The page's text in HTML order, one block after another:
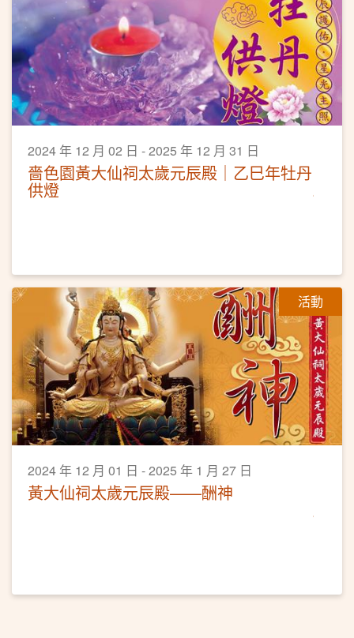
2024 年 12 月 02 日 - 2025 年 12 月 31 日
嗇色園黃大仙祠太歲元辰殿｜乙巳年牡丹
供燈
活動
2024 年 12 月 01 日 - 2025 年 1 月 27 日
黃大仙祠太歲元辰殿——酬神